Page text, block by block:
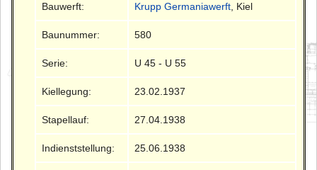
Bauwerft: Krupp Germaniawerft , Kiel
Baunummer: 580
Serie: U 45 - U 55
Kiellegung: 23.02.1937
Stapellauf: 27.04.1938
Indienststellung: 25.06.1938